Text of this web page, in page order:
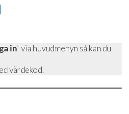
in" via huvudmenyn så kan du
värdekod.